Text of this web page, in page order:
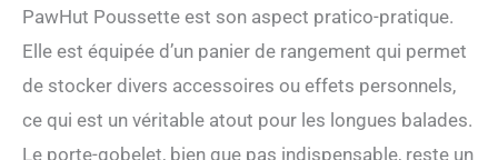
PawHut Poussette est son aspect pratico-pratique.
Elle est équipée d’un panier de rangement qui permet
de stocker divers accessoires ou effets personnels,
ce qui est un véritable atout pour les longues balades.
Le porte-gobelet, bien que pas indispensable, reste un